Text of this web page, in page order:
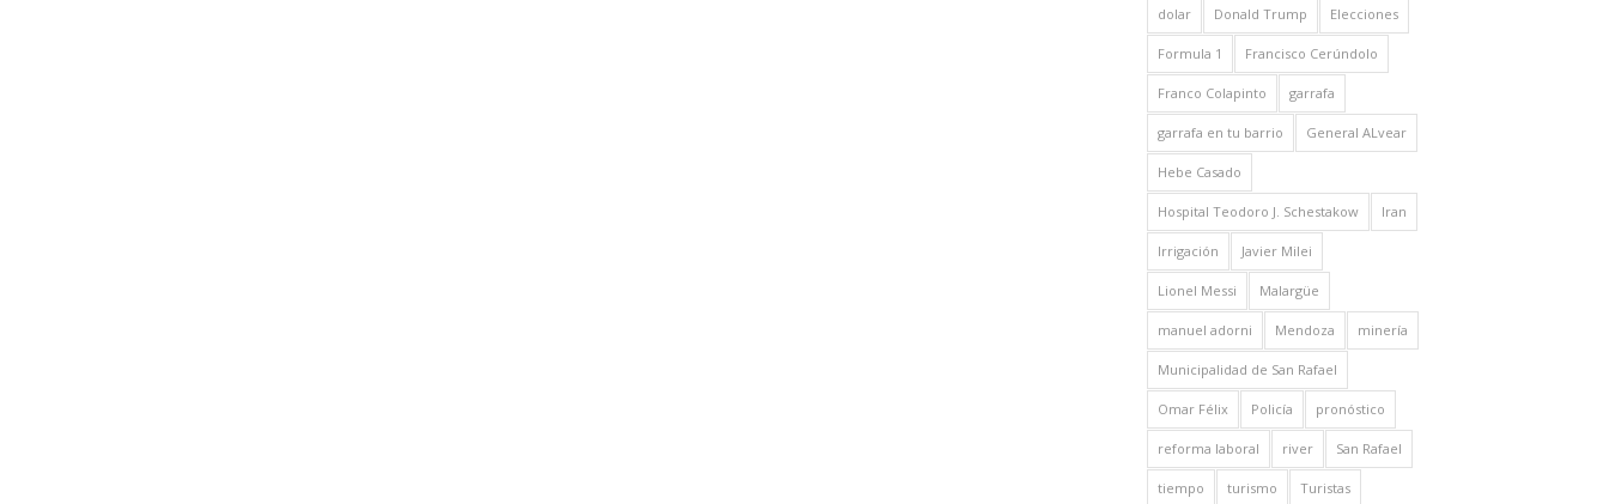
dolar Donald Trump Elecciones
Formula 1 Francisco Cerúndolo
Franco Colapinto garrafa
garrafa en tu barrio General ALvear
Hebe Casado
Hospital Teodoro J. Schestakow Iran
Irrigación Javier Milei
Lionel Messi Malargüe
manuel adorni Mendoza minería
Municipalidad de San Rafael
Omar Félix Policía pronóstico
reforma laboral river San Rafael
tiempo turismo Turistas